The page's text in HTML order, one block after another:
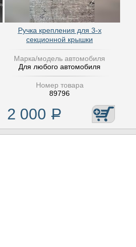
Ручка крепления для 3-х
секционной крышки
Марка/модель автомобиля
Для любого автомобиля
Номер товара
89796
2 000 Р